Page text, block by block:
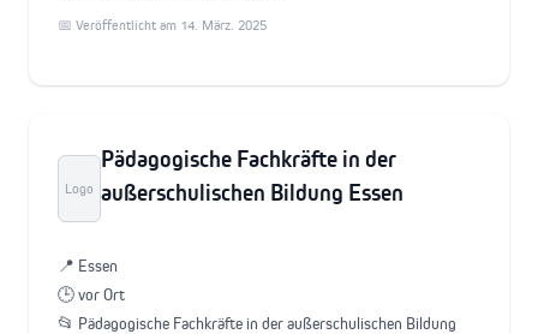
📅 Veröffentlicht am 14. März. 2025
Logo
Pädagogische Fachkräfte in der
außerschulischen Bildung Essen
📍 Essen
🕒 vor Ort
📂 Pädagogische Fachkräfte in der außerschulischen Bildung